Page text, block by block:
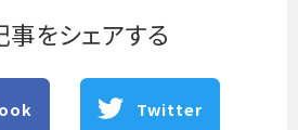
事をシェアする
Twitter